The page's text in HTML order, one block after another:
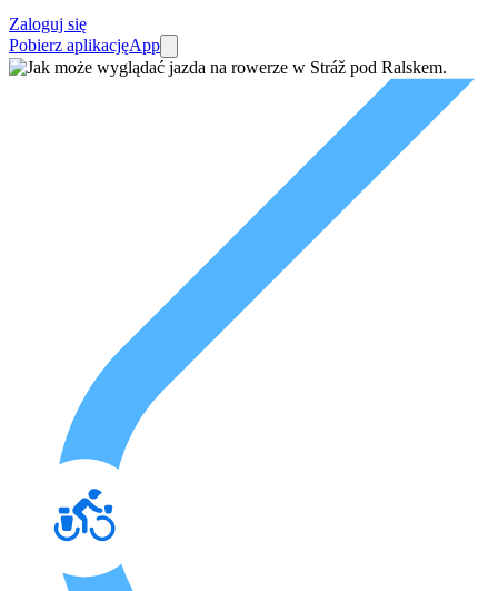
Zaloguj się
Pobierz aplikacjęApp